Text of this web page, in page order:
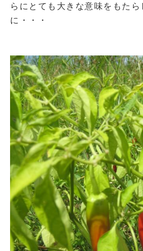
らにとても大きな意味をもたら
に・・・